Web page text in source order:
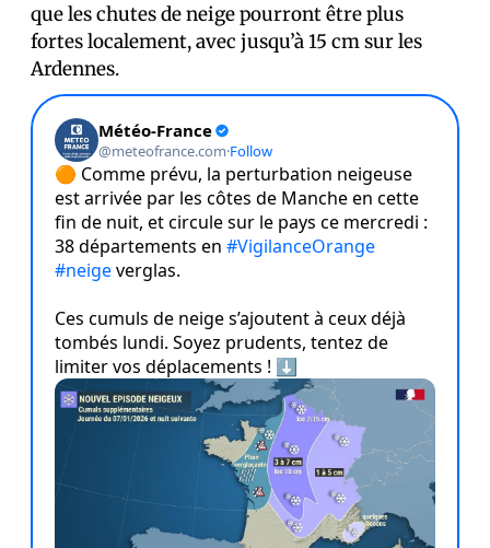
que les chutes de neige pourront être plus
fortes localement, avec jusqu’à 15 cm sur les
Ardennes.